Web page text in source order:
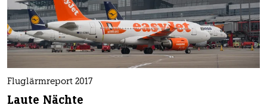
Fluglärmreport 2017
Laute Nächte